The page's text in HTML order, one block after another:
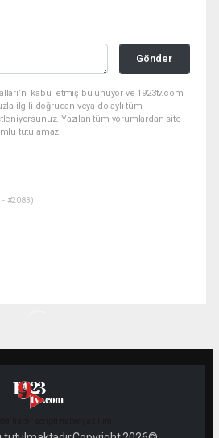
Gönder
kabul etmiş bulunuyor ve 1923tv.com
ilgili doğrudan veya dolaylı tüm
Yazılan tüm yorumlardan site
tutulamaz.
- #2083)